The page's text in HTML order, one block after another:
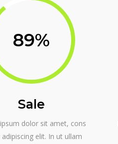
89
Sale
dolor sit amet, cons
elit. In ut ullam